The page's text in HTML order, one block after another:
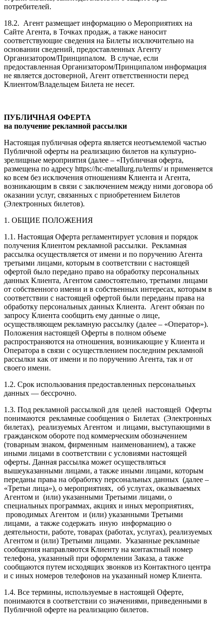
потребителей.
18.2. Агент размещает информацию о Мероприятиях на
Сайте Агента, в Точках продаж, а также наносит
соответствующие сведения на Билеты исключительно на
основании сведений, предоставленных Агенту
Организатором/Принципалом. В случае, если
предоставленная Организатором/Принципалом информация
не является достоверной, Агент ответственности перед
Клиентом/Владельцем Билета не несет.
ПУБЛИЧНАЯ ОФЕРТА
на получение рекламной рассылки
Настоящая публичная оферта является неотъемлемой частью
Публичной оферты на реализацию билетов на культурно-
зрелищные мероприятия (далее – «Публичная оферта,
размещена по адресу https://hc-metallurg.ru/terms/ и применяется
ко всем без исключения отношениям Клиента и Агента,
возникающим в связи с заключением между ними договора об
оказании услуг, связанных с приобретением Билетов
(Электронных билетов).
1. ОБЩИЕ ПОЛОЖЕНИЯ
1.1. Настоящая Оферта регламентирует условия и порядок
получения Клиентом рекламной рассылки. Рекламная
рассылка осуществляется от имени и по поручению Агента
третьими лицами, которым в соответствии с настоящей
офертой было передано право на обработку персональных
данных Клиента, Агентом самостоятельно, третьими лицами
от собственного имени и в собственных интересах, которым в
соответствии с настоящей офертой были переданы права на
обработку персональных данных Клиента. Агент обязан по
запросу Клиента сообщить ему данные о лице,
осуществляющем рекламную рассылку (далее – «Оператор»).
Положения настоящей Оферты в полном объеме
распространяются на отношения, возникающие у Клиента и
Оператора в связи с осуществлением последним рекламной
рассылки как от имени и по поручению Агента, так и от
своего имени.
1.2. Срок использования предоставленных персональных
данных — бессрочно.
1.3. Под рекламной рассылкой для целей настоящей Оферты
понимаются рекламные сообщения о Билетах (Электронных
билетах), реализуемых Агентом и лицами, выступающими в
гражданском обороте под коммерческим обозначением
(товарным знаком, фирменным наименованием), а также
иными лицами в соответствии с условиями настоящей
оферты. Данная рассылка может осуществляться
вышеуказанными лицами, а также иными лицами, которым
переданы права на обработку персональных данных (далее –
«Третьи лица»), о мероприятиях, об услугах, оказываемых
Агентом и (или) указанными Третьими лицами, о
специальных программах, акциях и иных мероприятиях,
проводимых Агентом и (или) указанными Третьими
лицами, а также содержать иную информацию о
деятельности, работе, товарах (работах, услугах), реализуемых
Агентом и (или) Третьими лицами. Указанные рекламные
сообщения направляются Клиенту на контактный номер
телефона, указанный при оформлении Заказа, а также
сообщаются путем исходящих звонков из Контактного центра
и с иных номеров телефонов на указанный номер Клиента.
1.4. Все термины, используемые в настоящей Оферте,
понимаются в соответствии со значениями, приведенными в
Публичной оферте на реализацию билетов.